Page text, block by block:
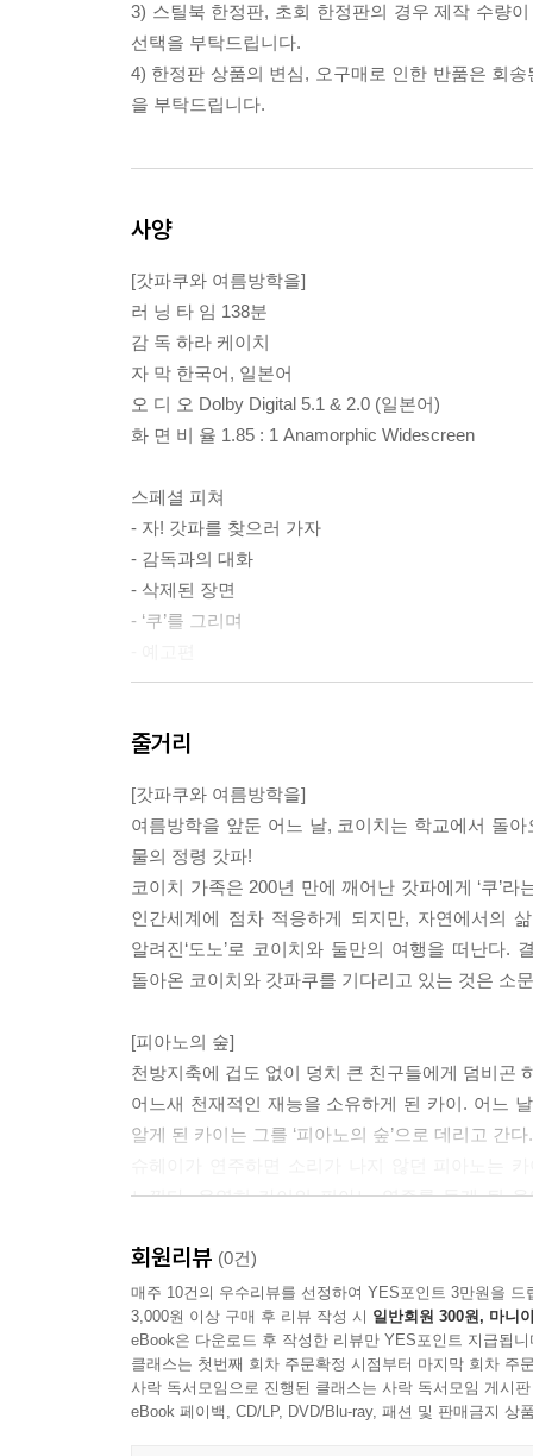
3) 스틸북 한정판, 초회 한정판의 경우 제작 수량
선택을 부탁드립니다.
4) 한정판 상품의 변심, 오구매로 인한 반품은 회
을 부탁드립니다.
사양
[갓파쿠와 여름방학을]
러 닝 타 임 138분
감 독 하라 케이치
자 막 한국어, 일본어
오 디 오 Dolby Digital 5.1 & 2.0 (일본어)
화 면 비 율 1.85 : 1 Anamorphic Widescreen
스페셜 피쳐
- 자! 갓파를 찾으러 가자
- 감독과의 대화
- 삭제된 장면
- ‘쿠’를 그리며
[피아노의 숲]
감 독 고지마 마사유키
자 막 한국어
오 디 오 Dolby Digital 5.1 & PCM Stereo
화 면 비 율 1.85 : 1 Anamorphic Widescreen
스페셜피쳐
- 피아노 숲으로 (OST 녹음현장)
- 예고편
줄거리
[갓파쿠와 여름방학을]
여름방학을 앞둔 어느 날, 코이치는 학교에서 돌
물의 정령 갓파!
코이치 가족은 200년 만에 깨어난 갓파에게 ‘쿠’
인간세계에 점차 적응하게 되지만, 자연에서의
알려진‘도노’로 코이치와 둘만의 여행을 떠난다
돌아온 코이치와 갓파쿠를 기다리고 있는 것은 소
[피아노의 숲]
천방지축에 겁도 없이 덩치 큰 친구들에게 덤비곤
어느새 천재적인 재능을 소유하게 된 카이. 어느
알게 된 카이는 그를 ‘피아노의 숲’으로 데리고 간다.
느낀다. 우연히 카이의 피아노 연주를 듣게 된
함께 콩쿨에 나가게 되는데…
회원리뷰 (0건)
매주 10건의 우수리뷰를 선정하여 YES포인트 3만원을 드
3,000원 이상 구매 후 리뷰 작성 시 일반회원 300원, 마니
eBook은 다운로드 후 작성한 리뷰만 YES포인트 지급됩니
클래스는 첫번째 회차 주문확정 시점부터 마지막 회차 주
사락 독서모임으로 진행된 클래스는 사락 독서모임 게시
eBook 페이백, CD/LP, DVD/Blu-ray, 패션 및 판매금지 상